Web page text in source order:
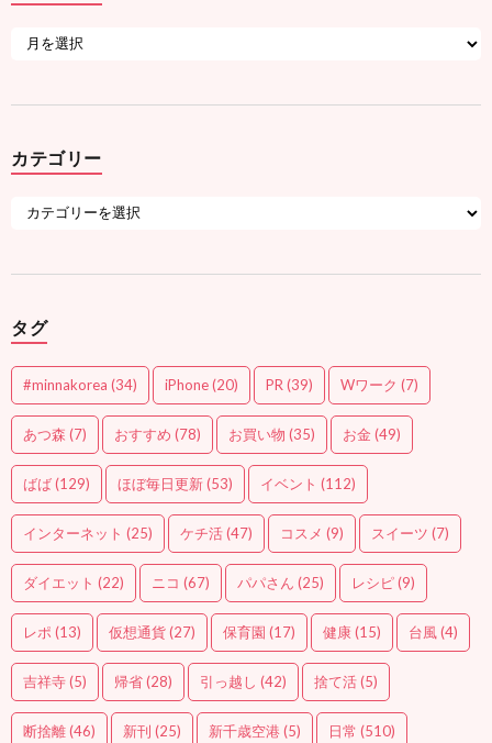
カテゴリー
タグ
#minnakorea (34) iPhone(20) PR (39) Wワーク (7)
あつ森 (7) おすすめ (78) お買い物 (35) お金 (49)
ばば(129) ほぼ毎日更新(53) イベント (112)
インターネット (25) ケチ活(47) コスメ (9) スイーツ (7)
ダイエット (22) ニコ (67) パパさん (25) レシピ(9)
レポ (13) 仮想通貨(27) 保育園 (17) 健康(15) 台風(4)
吉祥寺(5) 帰省(28) 引っ越し (42) 捨て活(5)
断捨離(46) 新刊 (25) 新千歳空港(5) 日常 (510)